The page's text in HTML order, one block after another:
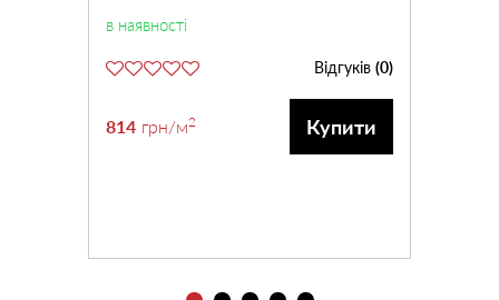
в наявності
Відгуків (0)
814 грн/м2 Купити